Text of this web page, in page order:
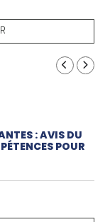
: AVIS DU
POUR